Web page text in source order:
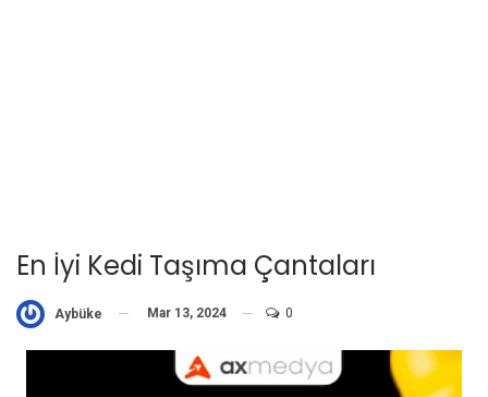
En İyi Kedi Taşıma Çantaları
Aybüke Mar 13, 2024 0